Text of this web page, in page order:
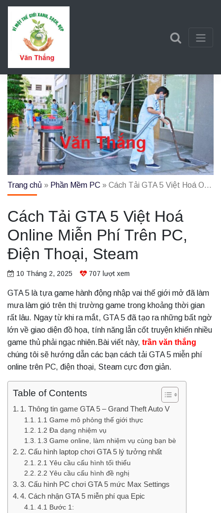
Trần Văn Thắng
Một trang web mới sử dụng WordPress
Trang chủ » Phần Mềm PC » Cách Tải GTA 5 Việt Hoá Online Miễn Phí Trên PC, Điện Thoại, Steam
Cách Tải GTA 5 Việt Hoá
Online Miễn Phí Trên PC,
Điện Thoại, Steam
10 Tháng 2, 2025 707 lượt xem
GTA 5 là tựa game hành động nhập vai thế giới mở đã làm
mưa làm gió trên thị trường game trong khoảng thời gian
rất lâu. Ngay từ khi ra mắt, GTA 5 đã tạo ra những bất ngờ
lớn về giao diện đồ họa, tính năng lẫn cốt truyện khiến nhiều
game thủ phải ngạc nhiên.Bài viết này, trần văn thắng
chúng tôi sẽ hướng dẫn các bạn cách tải GTA 5 miễn phí
online trên PC, điện thoại, Steam cực đơn giản.
Table of Contents
1. Thông tin game GTA 5 – Grand Theft Auto V
1.1 Game mô phỏng thế giới thực
1.2 Đa dạng nhiệm vụ
1.3 Game online, làm nhiệm vụ cùng bạn bè
2. Cấu hình laptop chơi GTA 5 lý tưởng nhất
2.1 Yêu cầu cấu hình tối thiểu
2.2 Yêu cầu cấu hình đề nghị
3. Cấu hình PC chơi GTA 5 mức Max Settings
4. Cách nhận GTA 5 miễn phí qua Epic
4.1 Bước 1: